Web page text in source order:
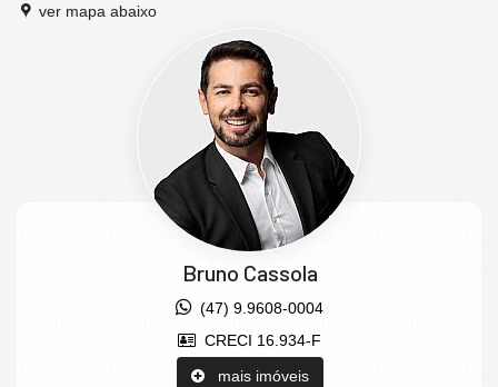
ver mapa abaixo
Bruno Cassola
(47) 9.9608-0004
CRECI 16.934-F
mais imóveis